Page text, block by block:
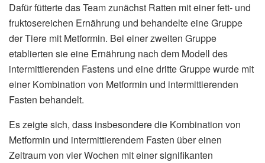
Dafür fütterte das Team zunächst Ratten mit einer fett- und
fruktosereichen Ernährung und behandelte eine Gruppe
der Tiere mit Metformin. Bei einer zweiten Gruppe
etablierten sie eine Ernährung nach dem Modell des
intermittierenden Fastens und eine dritte Gruppe wurde mit
einer Kombination von Metformin und intermittierenden
Fasten behandelt.
Es zeigte sich, dass insbesondere die Kombination von
Metformin und intermittierendem Fasten über einen
Zeitraum von vier Wochen mit einer signifikanten